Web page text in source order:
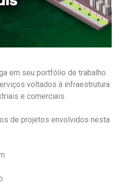
em seu portfólio de trabalho
voltados à infraestrutura
e comerciais.
de projetos envolvidos nesta